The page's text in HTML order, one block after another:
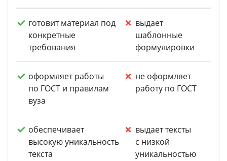
готовит материал под
конкретные
требования
выдает
шаблонные
формулировки
оформляет работы
по ГОСТ и правилам
вуза
не оформляет
работу по ГОСТ
обеспечивает
высокую уникальность
текста
выдает тексты
с низкой
уникальностью